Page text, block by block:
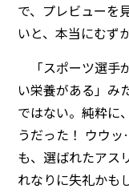
で、プレビュー
いと、本当にむず
「スポーツ選手
い栄養がある」み
ではない。純粋に
うだった！ ウウ
も、選ばれたアス
れなりに失礼かも